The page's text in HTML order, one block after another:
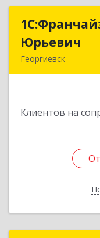
Юрьевич
Георгиевск
Клиентов на